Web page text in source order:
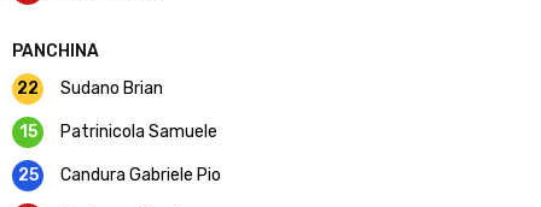
PANCHINA
22
Sudano Brian
15 Patrinicola Samuele
25 Candura Gabriele Pio